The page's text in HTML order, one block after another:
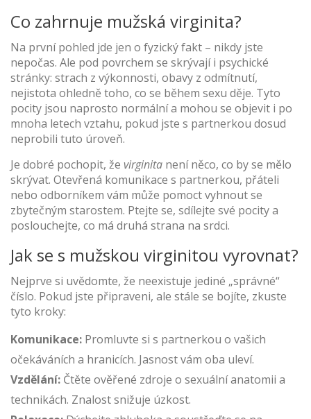
Co zahrnuje mužská virginita?
Na první pohled jde jen o fyzický fakt – nikdy jste
nepočas. Ale pod povrchem se skrývají i psychické
stránky: strach z výkonnosti, obavy z odmítnutí,
nejistota ohledně toho, co se během sexu děje. Tyto
pocity jsou naprosto normální a mohou se objevit i po
mnoha letech vztahu, pokud jste s partnerkou dosud
neprobili tuto úroveň.
Je dobré pochopit, že virginita není něco, co by se mělo
skrývat. Otevřená komunikace s partnerkou, přáteli
nebo odborníkem vám může pomoct vyhnout se
zbytečným starostem. Ptejte se, sdílejte své pocity a
poslouchejte, co má druhá strana na srdci.
Jak se s mužskou virginitou vyrovnat?
Nejprve si uvědomte, že neexistuje jediné „správné“
číslo. Pokud jste připraveni, ale stále se bojíte, zkuste
tyto kroky:
Komunikace: Promluvte si s partnerkou o vašich
očekáváních a hranicích. Jasnost vám oba uleví.
Vzdělání: Čtěte ověřené zdroje o sexuální anatomii a
technikách. Znalost snižuje úzkost.